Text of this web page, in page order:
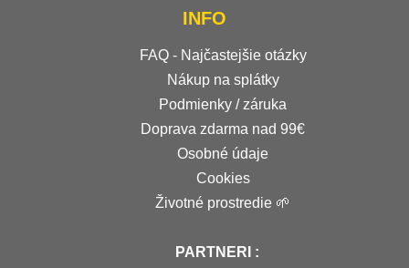
INFO
FAQ - Najčastejšie otázky
Nákup na splátky
Podmienky / záruka
Doprava zdarma nad 99€
Osobné údaje
Cookies
Životné prostredie 🌱
PARTNERI :